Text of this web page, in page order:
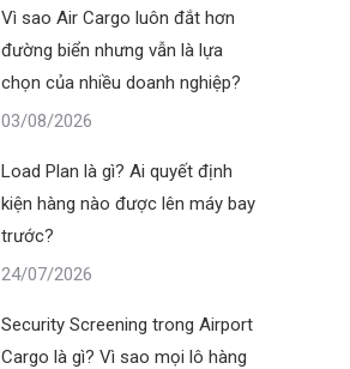
Vì sao Air Cargo luôn đắt hơn
đường biển nhưng vẫn là lựa
chọn của nhiều doanh nghiệp?
03/08/2026
Load Plan là gì? Ai quyết định
kiện hàng nào được lên máy bay
trước?
24/07/2026
Security Screening trong Airport
Cargo là gì? Vì sao mọi lô hàng